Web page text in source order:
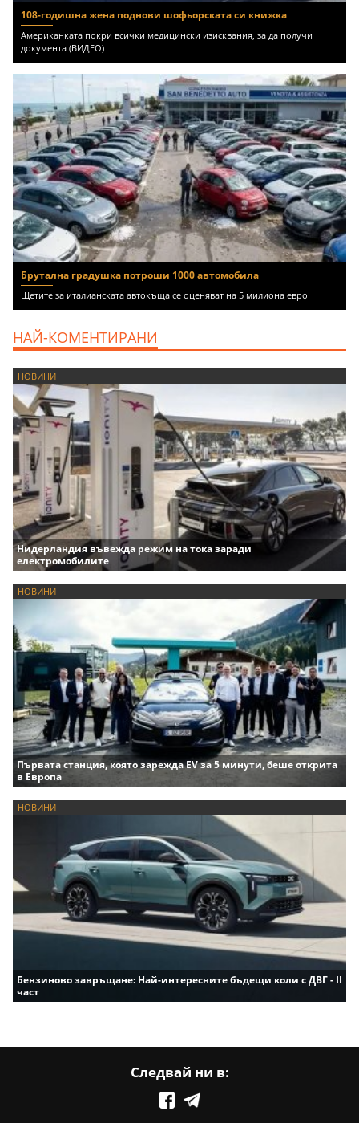
108-годишна жена поднови шофьорската си книжка
Американката покри всички медицински изисквания, за да получи
документа (ВИДЕО)
Брутална градушка потроши 1000 автомобила
Щетите за италианската автокъща се оценяват на 5 милиона евро
НАЙ-КОМЕНТИРАНИ
НОВИНИ
Нидерландия въвежда режим на тока заради
електромобилите
НОВИНИ
Първата станция, която зарежда EV за 5 минути, беше открита
в Европа
НОВИНИ
Бензиново завръщане: Най-интересните бъдещи коли с ДВГ - II
част
Следвай ни в: